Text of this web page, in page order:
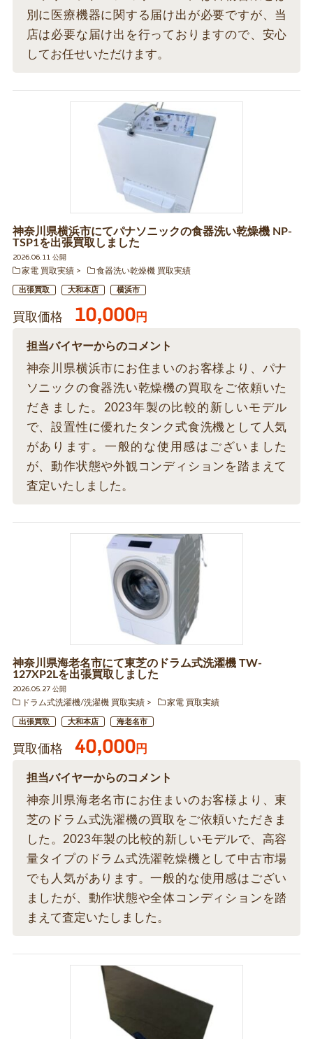
別に医療機器に関する届け出が必要ですが、当
店は必要な届け出を行っておりますので、安心
してお任せいただけます。
神奈川県横浜市にてパナソニックの食器洗い乾燥機 NP-
TSP1を出張買取しました
2026.06.11 公開
家電 買取実績
食器洗い乾燥機 買取実績
出張買取 大和本店 横浜市
買取価格 10,000円
担当バイヤーからのコメント
神奈川県横浜市にお住まいのお客様より、パナ
ソニックの食器洗い乾燥機の買取をご依頼いた
だきました。2023年製の比較的新しいモデル
で、設置性に優れたタンク式食洗機として人気
があります。一般的な使用感はございました
が、動作状態や外観コンディションを踏まえて
査定いたしました。
神奈川県海老名市にて東芝のドラム式洗濯機 TW-
127XP2Lを出張買取しました
2026.05.27 公開
ドラム式洗濯機/洗濯機 買取実績
家電 買取実績
出張買取 大和本店 海老名市
買取価格 40,000円
担当バイヤーからのコメント
神奈川県海老名市にお住まいのお客様より、東
芝のドラム式洗濯機の買取をご依頼いただきま
した。2023年製の比較的新しいモデルで、高容
量タイプのドラム式洗濯乾燥機として中古市場
でも人気があります。一般的な使用感はござい
ましたが、動作状態や全体コンディションを踏
まえて査定いたしました。